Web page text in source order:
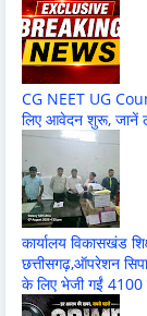
CG NEET UG
लिए आवेदन शुरू, जानें
कार्यालय विकासखंड
छत्तीसगढ़,ऑपरेशन
के लिए भेजी गईं 4100